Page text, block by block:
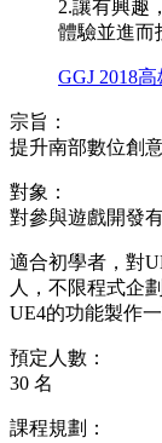
2.讓有興趣
體驗並進而
GGJ 2018
宗旨：
提升南部數位創
對象：
對參與遊戲開發
適合初學者，對
人，不限程式企
UE4的功能製作
預定人數：
30 名
課程規劃：